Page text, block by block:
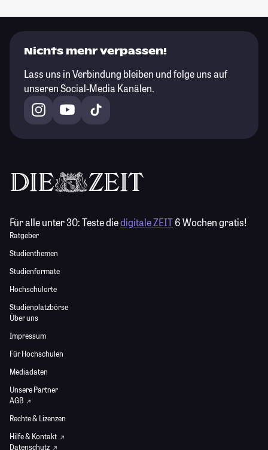
Nichts mehr verpassen!
Lass uns in Verbindung bleiben und folge uns auf
unseren Social-Media Kanälen.
Für alle unter 30:Teste diedigitale ZEIT6 Wochen gratis!
Ratgeber
Studienthemen
Studienformate
Hochschulorte
Studienplatzbörse
Über uns
Impressum
Für Hochschulen
Mediadaten
Unsere Partner
AGB
Rechte & Lizenzen
Hilfe & Kontakt
Datenschutz